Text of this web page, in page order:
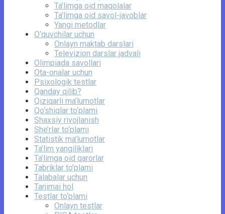
Ta’limga oid maqolalar
Ta’limga oid savol-javoblar
Yangi metodlar
O‘quvchilar uchun
Onlayn maktab darslari
Televizion darslar jadvali
Olimpiada savollari
Ota-onalar uchun
Psixologik testlar
Qanday qilib?
Qiziqarli ma’lumotlar
Qo‘shiqlar to‘plami
Shaxsiy rivojlanish
She’rlar to‘plami
Statistik ma’lumotlar
Ta’lim yangiliklari
Ta’limga oid qarorlar
Tabriklar to'plami
Talabalar uchun
Tarjimai hol
Testlar to‘plami
Onlayn testlar